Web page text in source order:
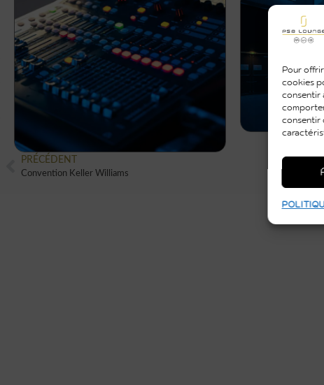
Pour
cookies
consentir
consentir
PRÉCÉDENT
Convention Keller Williams